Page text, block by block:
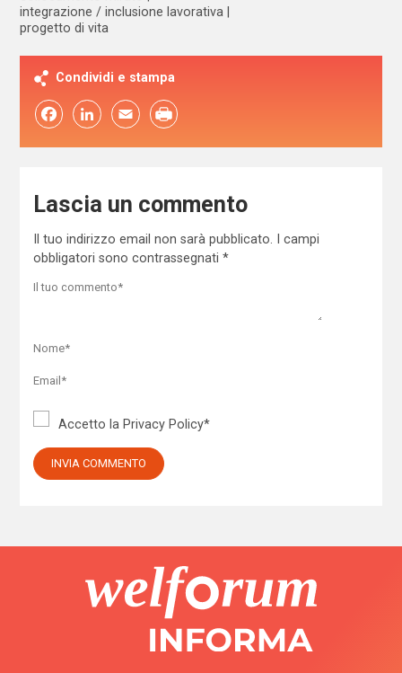
integrazione / inclusione lavorativa
progetto di vita
Condividi e stampa
FacebookLinkedIn Email
Lascia un commento
Il tuo indirizzo email non sarà pubblicato.
I campi
obbligatori sono contrassegnati *
Accetto la Privacy Policy*